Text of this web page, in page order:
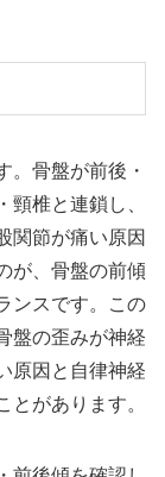
。骨盤が前後・
椎と連鎖し、
関節が痛い原因
が、骨盤の前傾
ンスです。この
盤の歪みが神経
原因と自律神経
があります。